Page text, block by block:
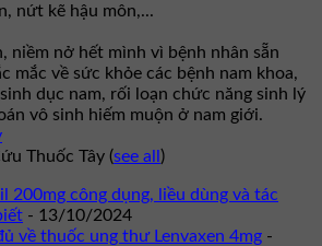
nứt kẽ hậu môn,...
niềm nở hết mình vì bệnh nhân sẵn
mắc về sức khỏe các bệnh nam khoa,
dục nam, rối loạn chức năng sinh lý
vô sinh hiếm muộn ở nam giới.
Thuốc Tây (see all )
200mg công dụng, liều dùng và tác
- 13/10/2024
về thuốc ung thư Lenvaxen 4mg -